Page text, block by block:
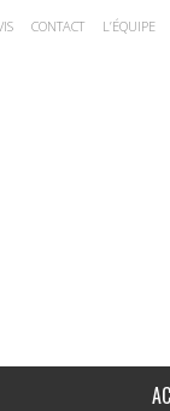
CONTACT L’ÉQUIPE